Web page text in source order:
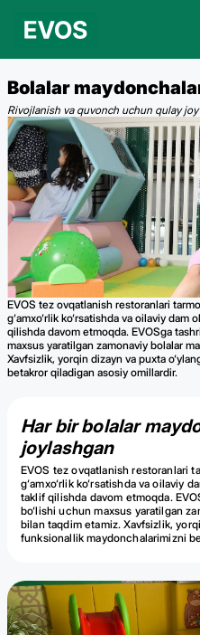
Bolalar
Rivojlanish va quvonch uchun qulay joy
EVOS tez ovqatlanish restoranlari
g‘amxo‘rlik ko‘rsatishda va oilaviy
qilishda davom etmoqda. EVOSga
maxsus yaratilgan zamonaviy bolalar
Xavfsizlik, yorqin dizayn va puxta
betakror qiladigan asosiy omillardir.
Har bir bolalar
joylashgan
EVOS tez ovqatlanish restoranlari
g‘amxo‘rlik ko‘rsatishda va oilaviy
taklif qilishda davom etmoqda.
bo‘lishi uchun maxsus yaratilgan
bilan taqdim etamiz. Xavfsizlik,
funksionallik maydonchalarimizni